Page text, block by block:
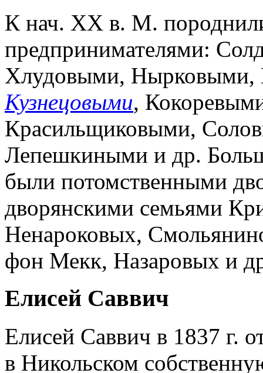
К нач. XX в. М.
предпринимателями:
Хлудовыми, Нырковыми,
Кузнецовыми,
Красильщиковыми,
Лепешкиными и др.
были потомственными
дворянскими семьями
Ненароковых,
фон Мекк, Назаровых и
Елисей Саввич
Елисей Саввич в 1837 г.
в Никольском